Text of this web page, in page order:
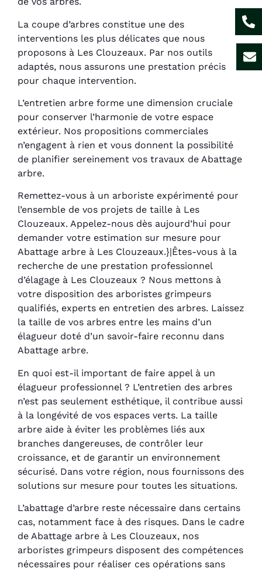
La coupe d’arbres constitue une des
interventions les plus délicates que nous
proposons à Les Clouzeaux. Par nos outils
adaptés, nous assurons une prestation précis
pour chaque intervention.
L’entretien arbre forme une dimension cruciale
pour conserver l’harmonie de votre espace
extérieur. Nos propositions commerciales
n’engagent à rien et vous donnent la possibilité
de planifier sereinement vos travaux de Abattage
arbre.
Remettez-vous à un arboriste expérimenté pour
l’ensemble de vos projets de taille à Les
Clouzeaux. Appelez-nous dès aujourd’hui pour
demander votre estimation sur mesure pour
Abattage arbre à Les Clouzeaux.}|Êtes-vous à la
recherche de une prestation professionnel
d’élagage à Les Clouzeaux ? Nous mettons à
votre disposition des arboristes grimpeurs
qualifiés, experts en entretien des arbres. Laissez
la taille de vos arbres entre les mains d’un
élagueur doté d’un savoir-faire reconnu dans
Abattage arbre.
En quoi est-il important de faire appel à un
élagueur professionnel ? L’entretien des arbres
n’est pas seulement esthétique, il contribue aussi
à la longévité de vos espaces verts. La taille
arbre aide à éviter les problèmes liés aux
branches dangereuses, de contrôler leur
croissance, et de garantir un environnement
sécurisé. Dans votre région, nous fournissons des
solutions sur mesure pour toutes les situations.
L’abattage d’arbre reste nécessaire dans certains
cas, notamment face à des risques. Dans le cadre
de Abattage arbre à Les Clouzeaux, nos
arboristes grimpeurs disposent des compétences
nécessaires pour réaliser ces opérations sans